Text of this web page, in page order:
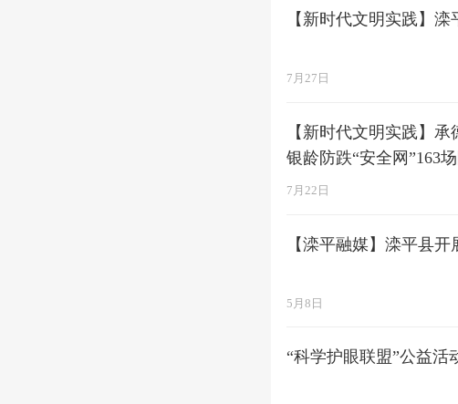
【新时代文明实践】
7月27日
【新时代文明实践】
银龄防跌“安全网”163
7月22日
【滦平融媒】滦平县开
5月8日
“科学护眼联盟”公益活